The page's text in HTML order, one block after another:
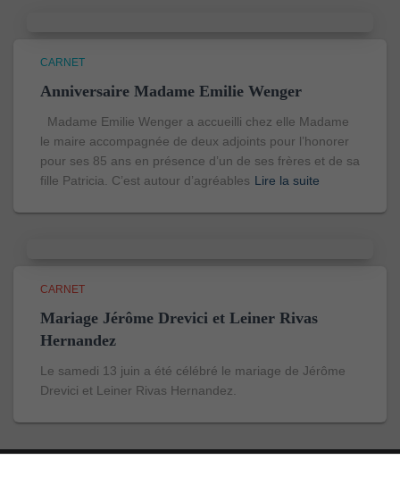
CARNET
Anniversaire Madame Emilie Wenger
Madame Emilie Wenger a accueilli chez elle Madame
le maire accompagnée de deux adjoints pour l’honorer
pour ses 85 ans en présence d’un de ses frères et de sa
fille Patricia. C’est autour d’agréables Lire la suite
CARNET
Mariage Jérôme Drevici et Leiner Rivas
Hernandez
Le samedi 13 juin a été célébré le mariage de Jérôme
Drevici et Leiner Rivas Hernandez.